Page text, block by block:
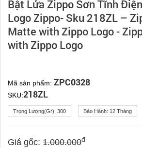
Bật Lửa Zippo Sơn Tĩnh
Logo Zippo- Sku 218ZL –
Matte with Zippo Logo -
with Zippo Logo
Mã sản phẩm: ZPC0328
SKU:218ZL
Trọng Lượng(gr): 300 Bảo Hành: 12 Tháng
Giá gốc: 1.000.000đ